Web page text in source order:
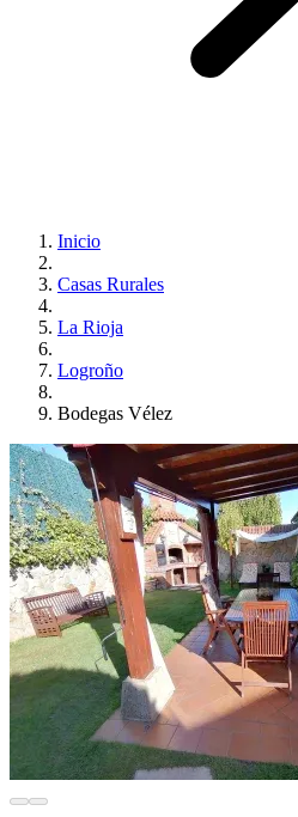
Inicio
Casas Rurales
La Rioja
Logroño
Bodegas Vélez